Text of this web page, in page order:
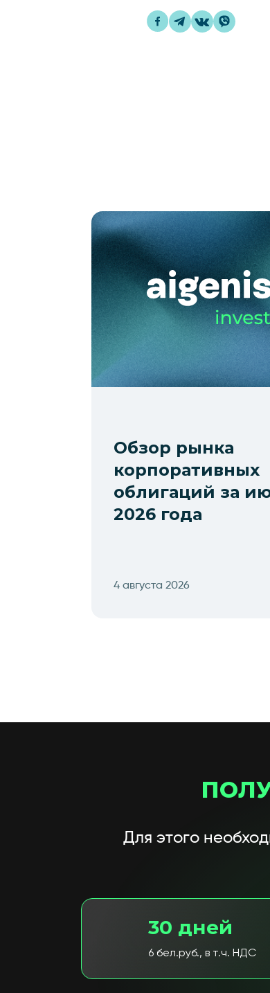
Обзор рынка
корпоративных
облигаций за
2026 года
4 августа 2026
Для этого
30 дней
6 бел.руб., в т.ч. НДС